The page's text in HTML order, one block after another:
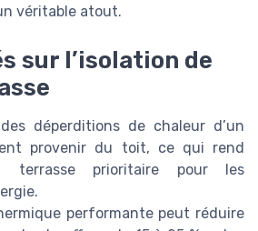
véritable atout.
sur l’isolation de
déperditions de chaleur d’un
provenir du toit, ce qui rend
terrasse prioritaire pour les
performante peut réduire